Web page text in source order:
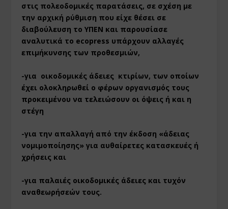
στις πολεοδομικές παρατάσεις, σε σχέση με
την αρχική ρύθμιση που είχε θέσει σε
διαβούλευση το ΥΠΕΝ και παρουσίασε
αναλυτικά το ecopress υπάρχουν αλλαγές
επιμήκυνσης των προθεσμιών,
-για οικοδομικές άδειες κτιρίων, των οποίων
έχει ολοκληρωθεί ο φέρων οργανισμός τους
προκειμένου να τελειώσουν οι όψεις ή και η
στέγη
-για την απαλλαγή από την έκδοση «άδειας
νομιμοποίησης» για αυθαίρετες κατασκευές ή
χρήσεις και
-για παλαιές οικοδομικές άδειες και τυχόν
αναθεωρήσεών τους.